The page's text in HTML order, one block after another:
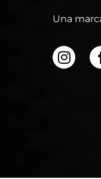
Una